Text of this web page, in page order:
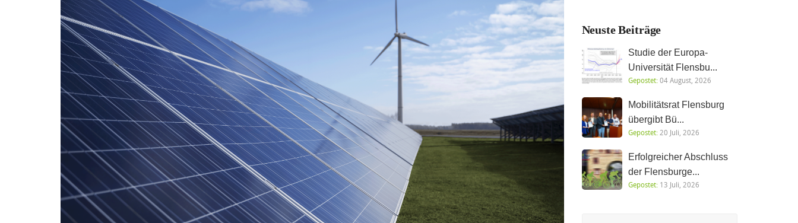
Neuste Beiträge
Studie der Europa-
Universität Flensbu...
Gepostet:04 August, 2026
Mobilitätsrat Flensburg
übergibt Bü...
Gepostet:20 Juli, 2026
Erfolgreicher Abschluss
der Flensburge...
Gepostet:13 Juli, 2026